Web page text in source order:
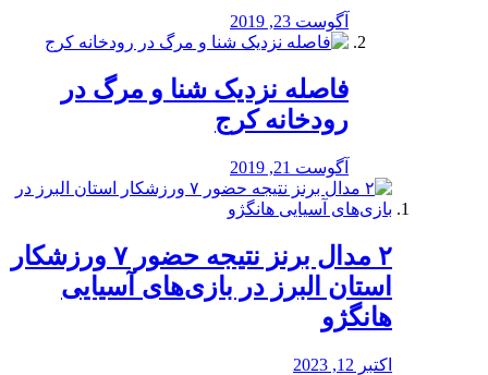
آگوست 23, 2019
️فاصله نزدیک شنا و مرگ در
رودخانه کرج
آگوست 21, 2019
۲ مدال برنز نتیجه حضور ۷ ورزشکار
استان البرز در بازی‌های آسیایی
هانگژو
اکتبر 12, 2023